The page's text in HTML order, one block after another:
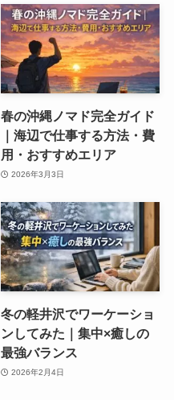
春の沖縄ノマド完全ガイド
｜海辺で仕事する方法・費
用・おすすめエリア
2026年3月3日
冬の軽井沢でワーケーショ
ンしてみた｜集中×癒しの
最強バランス
2026年2月4日